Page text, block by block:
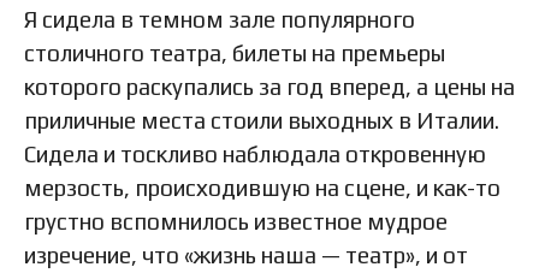
Я сидела в темном зале популярного
столичного театра, билеты на премьеры
которого раскупались за год вперед, а цены на
приличные места стоили выходных в Италии.
Сидела и тоскливо наблюдала откровенную
мерзость, происходившую на сцене, и как-то
грустно вспомнилось известное мудрое
изречение, что «жизнь наша — театр», и от